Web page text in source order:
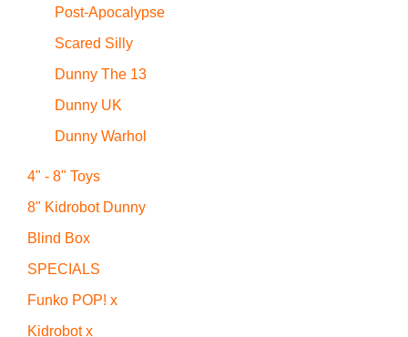
Post-Apocalypse
Scared Silly
Dunny The 13
Dunny UK
Dunny Warhol
4" - 8" Toys
8" Kidrobot Dunny
Blind Box
SPECIALS
Funko POP! x
Kidrobot x